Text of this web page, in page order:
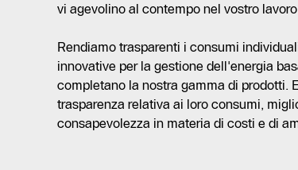
vi agevolino al contempo nel vostro
Rendiamo trasparenti i consumi
innovative per la gestione dell'energia
completano la nostra gamma di prodotti.
trasparenza relativa ai loro consumi,
consapevolezza in materia di costi e di